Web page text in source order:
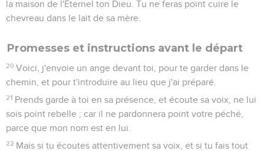
la maison de l'Éternel ton Dieu. Tu ne feras point cuire le
chevreau dans le lait de sa mère.
Promesses et instructions avant le départ
20 Voici, j'envoie un ange devant toi, pour te garder dans le
chemin, et pour t'introduire au lieu que j'ai préparé.
21 Prends garde à toi en sa présence, et écoute sa voix, ne lui
sois point rebelle ; car il ne pardonnera point votre péché,
parce que mon nom est en lui.
22 Mais si tu écoutes attentivement sa voix, et si tu fais tout